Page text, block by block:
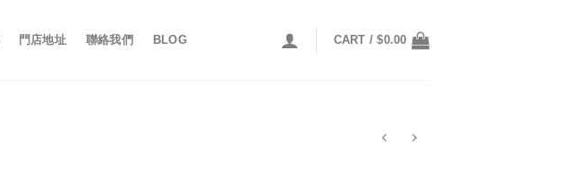
門店地址 聯絡我們 BLOG CART /$0.00